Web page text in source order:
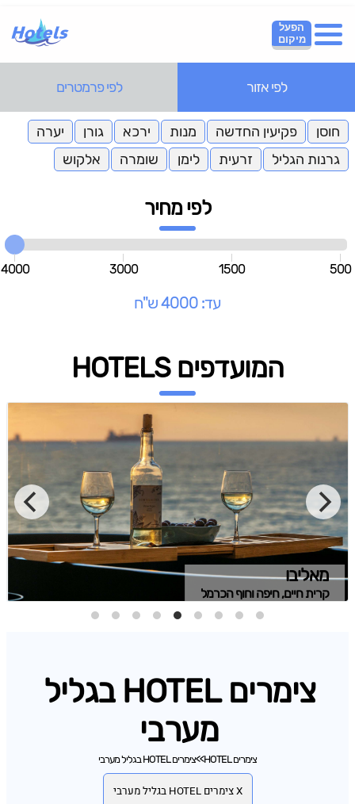
הפעל
מיקום
לפי אזור לפי פרמטרים
חוסן פקיעין החדשה מנות ירכא גורן
יערה
גרנות הגליל
זרעית לימן שומרה אלקוש
לפי מחיר
500
1500
3000
4000
עד: 4000 ש"ח
המועדפים HOTELS
מאליבו
קרית חיים, חיפה וחוף הכרמל
צימרים HOTEL בגליל
מערבי
צימרים HOTEL >>צימרים HOTEL בגליל מערבי
X צימרים HOTEL בגליל מערבי